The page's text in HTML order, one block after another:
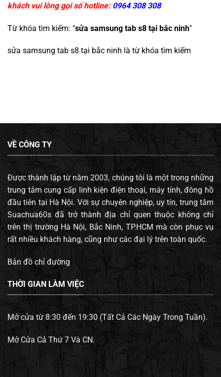
khách vui lòng gọi số hotline: 0964 308 308
Từ khóa tìm kiếm: "sửa samsung tab s8 tại bắc ninh"
sửa samsung tab s8 tại bắc ninh là từ khóa tìm kiếm
VỀ CÔNG TY
Được thành lập từ năm 2003, chúng tôi là một trong những
trung tâm cung cấp linh kiện điện thoại, máy tính, đông hồ
đầu tiên tại Hà Nội. Với sự chuyên nghiệp, uy tín, trung tâm
Suachua60s đã trở thành địa chỉ quen thuộc không chỉ
trên thị trường Hà Nội, Bắc Ninh, TP.HCM mà còn phục vụ
rất nhiều khách hàng, cũng như các đại lý trên toàn quốc.
Bản đồ chỉ đường
THỜI GIAN LÀM VIỆC
Mở cửa từ 8:30 đến 19:30 (Tất Cả Các Ngày Trong Tuần).
Mở Cửa Cả Thứ 7 Và CN.